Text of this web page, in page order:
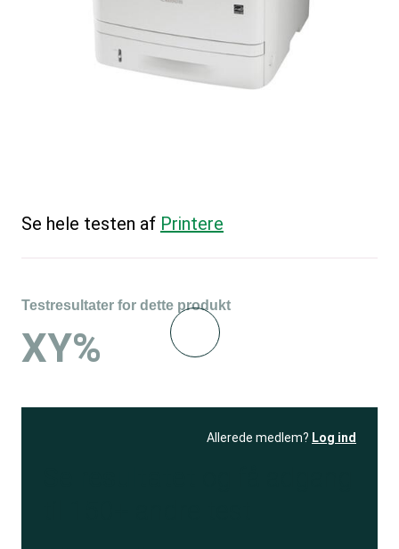
Se hele testen af Printere
Testresultater for dette produkt
XY%
Allerede medlem? Log ind